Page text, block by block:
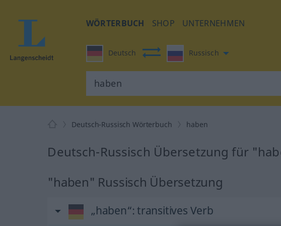
WÖRTERBUCH SHOP UNTERNEHMEN
Deutsch Russisch
Deutsch-Russisch Wörterbuch haben
Deutsch-Russisch Übersetzung für
"haben" Russisch Übersetzung
„haben“: transitives Verb